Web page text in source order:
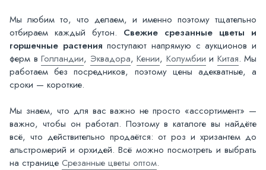
Мы любим то, что делаем, и именно поэтому тщательно
отбираем каждый бутон. Свежие срезанные цветы и
горшечные растения поступают напрямую с аукционов и
ферм в Голландии, Эквадора, Кении, Колумбии и Китая. Мы
работаем без посредников, поэтому цены адекватные, а
сроки — короткие.
Мы знаем, что для вас важно не просто «ассортимент» —
важно, чтобы он работал. Поэтому в каталоге вы найдёте
всё, что действительно продаётся: от роз и хризантем до
альстромерий и орхидей. Всё можно посмотреть и выбрать
на странице Срезанные цветы оптом.